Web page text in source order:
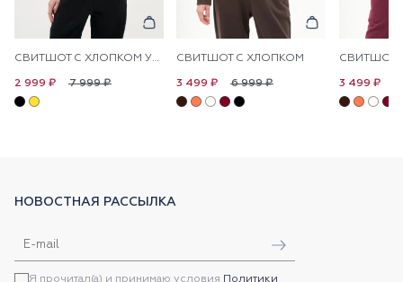
СВИТШОТ С ХЛОПКОМ УКОРОЧЕННЫЙ
7 999 ₽
2 999 ₽
СВИТШОТ С ХЛОПКОМ
6 999 ₽
3 499 ₽
СВИТШОТ
3 499 ₽
НОВОСТНАЯ РАССЫЛКА
Я прочитал(а) и принимаю условия Политики